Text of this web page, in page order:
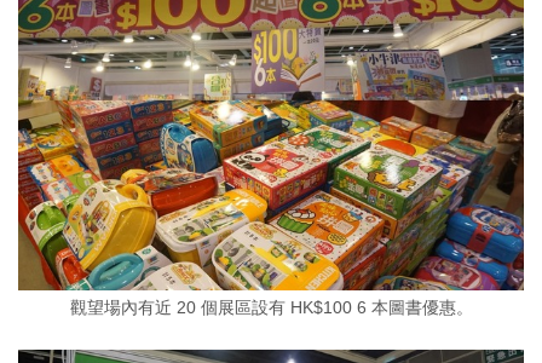
觀望場內有近 20 個展區設有 HK$100 6 本圖書優惠。